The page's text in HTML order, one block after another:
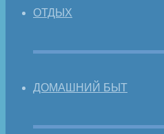
ОТДЫХ
ДОМАШНИЙ БЫТ